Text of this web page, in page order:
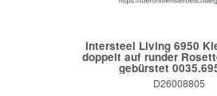
Intersteel Living 6950
doppelt auf runder
gebürstet
D26008805